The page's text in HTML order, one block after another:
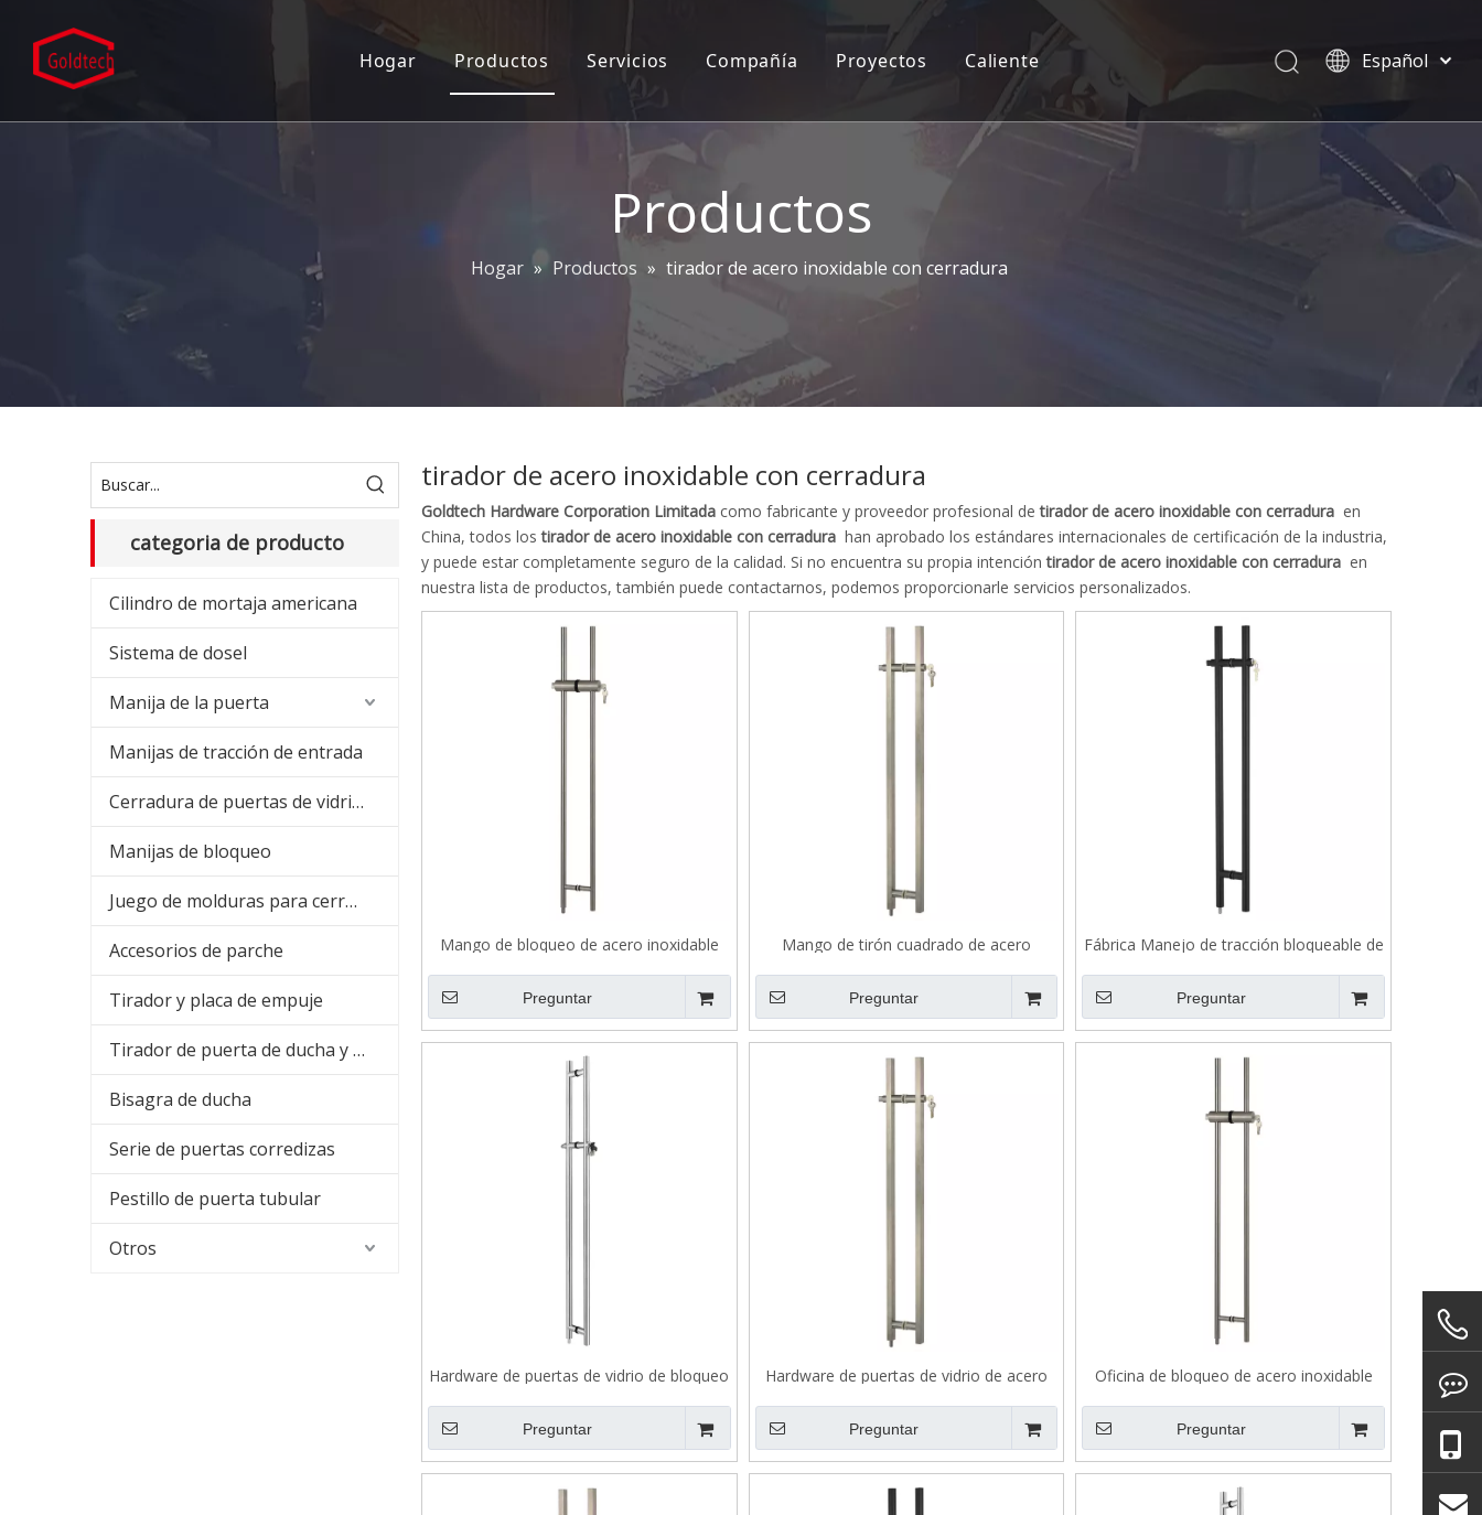
Hogar Productos
Coordinador de puertas
Manija de la puerta
Cerraduras de las puertas
Accesorios de parche
Tirador y placa de empuje
Tirador de ducha y toallero
Serie de puertas correderas
Cerradura de embutir ANSI americana
Sistema de dosel
Servicios
OEM/ODM
CAD&CAM
Compañía
Nuestro equipo
Proyectos Caliente
Español
العربية
Português
Deutsch
Productos
Hogar » Productos » tirador de acero inoxidable con cerradura
categoria de producto
Cilindro de mortaja americana
Sistema de dosel
Manija de la puerta
Manijas de tracción de entrada
Cerradura de puertas de vidrio y bisagra
Manijas de bloqueo
Juego de molduras para cerradura de embutir
Accesorios de parche
Tirador y placa de empuje
Tirador de puerta de ducha y barra para toallas
Bisagra de ducha
Serie de puertas corredizas
Pestillo de puerta tubular
Otros
tirador de acero inoxidable con cerradura
Goldtech Hardware Corporation Limitada como fabricante y proveedor profesional detirador de acero inoxidable con cerradura en
China, todos lostirador de acero inoxidable con cerradura han aprobado los estándares internacionales de certificación de la industria,
y puede estar completamente seguro de la calidad. Si no encuentra su propia intencióntirador de acero inoxidable con cerradura en
nuestra lista de productos, también puede contactarnos, podemos proporcionarle servicios personalizados.
Mango de bloqueo de acero inoxidable
para la puerta de vidrio B505
Preguntar
Mango de tirón cuadrado de acero
inoxidable para la puerta de vidrio B503
Preguntar
Fábrica Manejo de tracción bloqueable de
acero inoxidable al por mayor
Preguntar
Hardware de puertas de vidrio de bloqueo
de acero inoxidable mango de tracción
B502
Preguntar
Hardware de puertas de vidrio de acero
inoxidable de bloqueo cuadrado de
tracción B503
Preguntar
Oficina de bloqueo de acero inoxidable
mango de tracción B505
Preguntar